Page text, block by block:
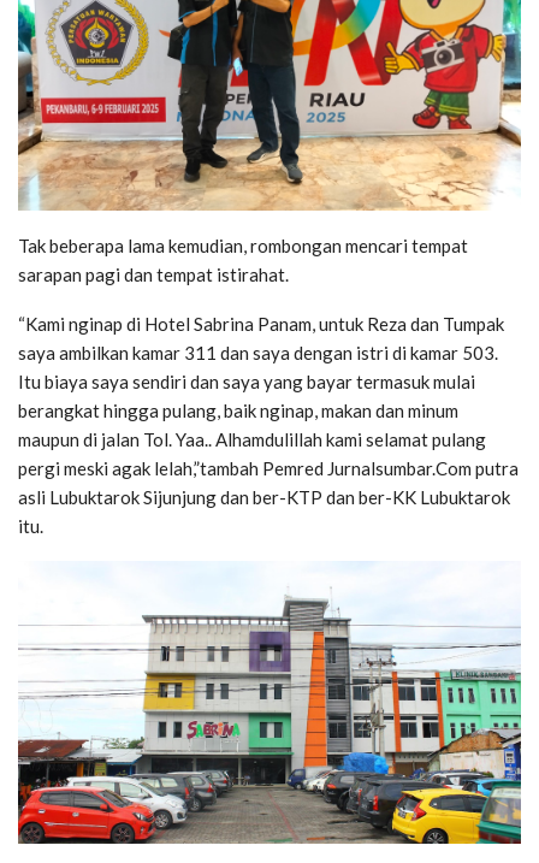
Tak beberapa lama kemudian, rombongan mencari tempat
sarapan pagi dan tempat istirahat.
“Kami nginap di Hotel Sabrina Panam, untuk Reza dan Tumpak
saya ambilkan kamar 311 dan saya dengan istri di kamar 503.
Itu biaya saya sendiri dan saya yang bayar termasuk mulai
berangkat hingga pulang, baik nginap, makan dan minum
maupun di jalan Tol. Yaa.. Alhamdulillah kami selamat pulang
pergi meski agak lelah,”tambah Pemred Jurnalsumbar.Com putra
asli Lubuktarok Sijunjung dan ber-KTP dan ber-KK Lubuktarok
itu.